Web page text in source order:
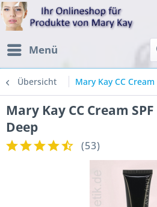
Menü
Übersicht Mary Kay CC
Mary Kay CC Cream
Deep
(53)